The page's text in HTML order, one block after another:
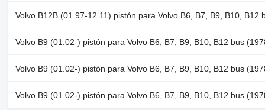
Volvo B12B (01.97-12.11) pistón para Volvo B6, B7, B9, B10, B12
Volvo B9 (01.02-) pistón para Volvo B6, B7, B9, B10, B12 bus
Volvo B9 (01.02-) pistón para Volvo B6, B7, B9, B10, B12 bus
Volvo B9 (01.02-) pistón para Volvo B6, B7, B9, B10, B12 bus